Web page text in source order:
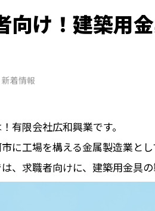
向け！建築用
新着情報
有限会社広和興業です。
に工場を構える金属製造業とし
、求職者向けに、建築用金具